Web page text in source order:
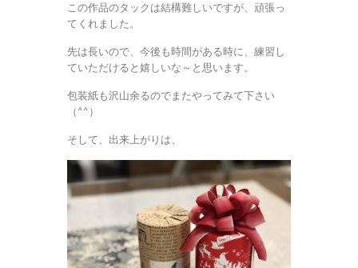
この作品のタックは結構難しいですが、頑張っ
てくれました。
先は長いので、今後も時間がある時に、練習し
ていただけると嬉しいな～と思います。
包装紙も沢山余るのでまたやってみて下さい
（^^）
そして、出来上がりは、